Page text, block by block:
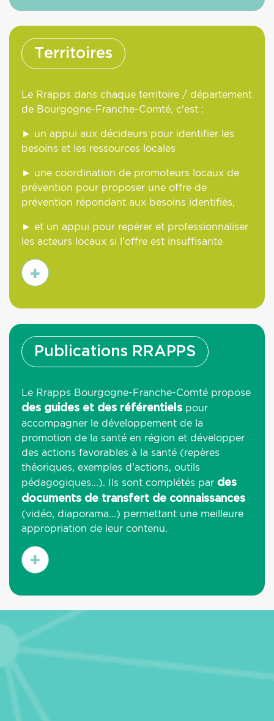
Territoires
Le Rrapps dans chaque territoire / département
de Bourgogne-Franche-Comté, c'est :
► un appui aux décideurs pour identifier les
besoins et les ressources locales
► une coordination de promoteurs locaux de
prévention pour proposer une offre de
prévention répondant aux besoins identifiés,
► et un appui pour repérer et professionnaliser
les acteurs locaux si l’offre est insuffisante
En
savoir
Publications RRAPPS
Le Rrapps Bourgogne-Franche-Comté propose
des guides et des référentiels pour
accompagner le développement de la
promotion de la santé en région et développer
des actions favorables à la santé (repères
théoriques, exemples d'actions, outils
pédagogiques...). Ils sont complétés par des
documents de transfert de connaissances
(vidéo, diaporama...) permettant une meilleure
appropriation de leur contenu.
En
savoir